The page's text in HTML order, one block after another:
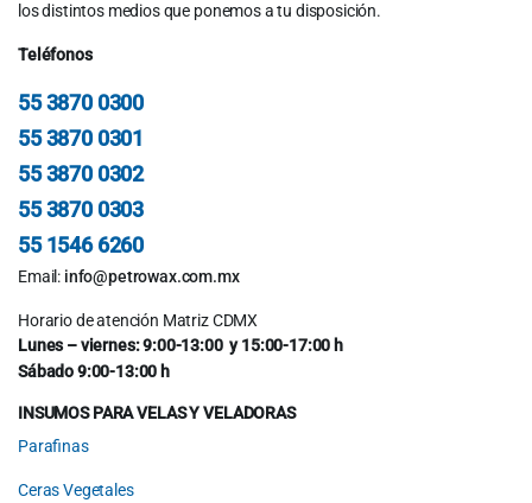
los distintos medios que ponemos a tu disposición.
Teléfonos
55 3870 0300
55 3870 0301
55 3870 0302
55 3870 0303
55 1546 6260
Email: info@petrowax.com.mx
Horario de atención Matriz CDMX
Lunes – viernes: 9:00-13:00 y 15:00-17:00 h
Sábado 9:00-13:00 h
INSUMOS PARA VELAS Y VELADORAS
Parafinas
Ceras Vegetales